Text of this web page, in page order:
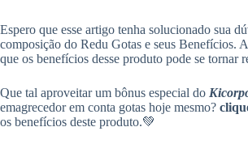
Espero que esse artigo tenha solucionado sua
composição do Redu Gotas e seus Benefícios.
que os benefícios desse produto pode se tornar
Que tal aproveitar um bônus especial do
emagrecedor em conta gotas hoje mesmo?
os benefícios deste produto.💚